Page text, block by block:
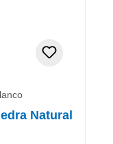
Natural